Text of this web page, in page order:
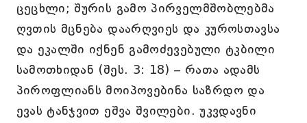
ცეცხლი; შურის გამო პირველმშობლებმა
ღვთის მცნება დაარღვიეს და კუროსთავსა
და ეკალში იქნენ გამოძევებული ტკბილი
სამოთხიდან (შეს. 3: 18) – რათა ადამს
პიროფლიანს მოიპოვებინა საზრდო და
ევას ტანჯვით ეშვა შვილები. უკვდავნი